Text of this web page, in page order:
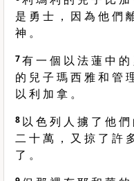
是 勇 士 ， 因 為 他 們
神 。
7有 一 個 以 法 蓮 中
的 兒 子 瑪 西 雅 和 管
以 利 加 拿 。
8 以 色 列 人 擄 了 他
二 十 萬 ， 又 掠 了 許
了 。